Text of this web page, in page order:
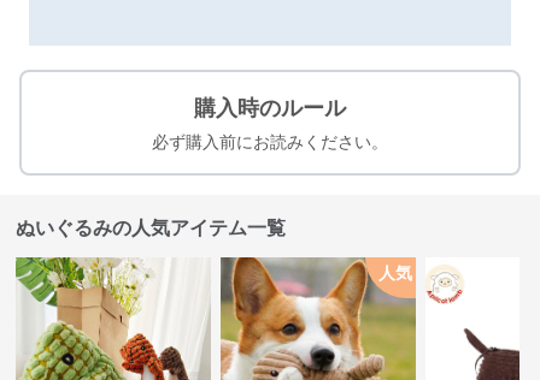
購入時のルール
必ず購入前にお読みください。
ぬいぐるみの人気アイテム一覧
人気